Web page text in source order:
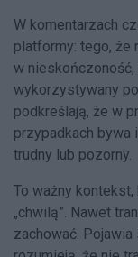
W komentarzach
platformy: tego, że
w nieskończoność,
wykorzystywany
podkreślają, że w
przypadkach bywa
trudny lub pozorny.
To ważny
„chwilą”. Nawet
zachować.